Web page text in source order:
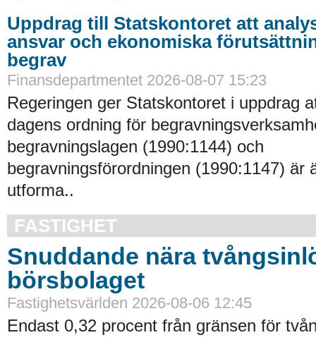
Uppdrag till Statskontoret att
ansvar och ekonomiska
begrav
Finansdepartmentet 2026-08-07 15:23
Regeringen ger Statskontoret i uppdrag
dagens ordning för
begravningslagen (1990:1144) och
begravningsförordningen (1990:1147) är
utforma..
FASTIGHET
Snuddande nära
börsbolaget
Fastighetsvärlden 2026-08-06 12:45
Endast 0,32 procent från gränsen för